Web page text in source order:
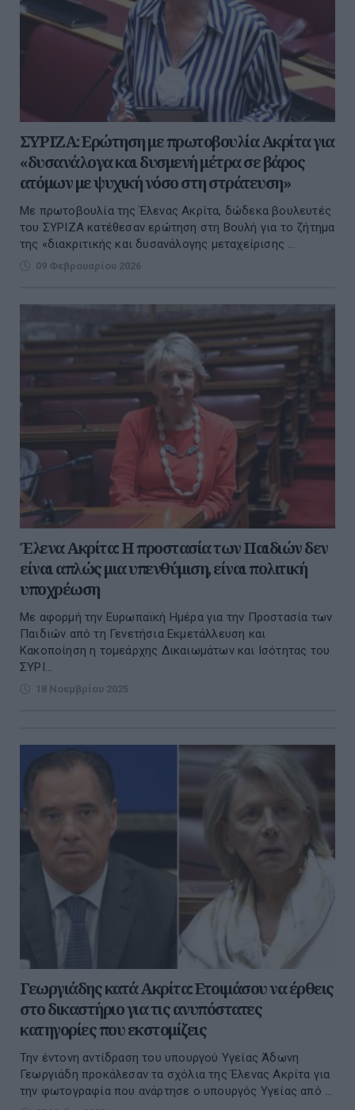
ΣΥΡΙΖΑ: Ερώτηση με πρωτοβουλία Ακρίτα για
«δυσανάλογα και δυσμενή μέτρα σε βάρος
ατόμων με ψυχική νόσο στη στράτευση»
Με πρωτοβουλία της Έλενας Ακρίτα, δώδεκα βουλευτές
του ΣΥΡΙΖΑ κατέθεσαν ερώτηση στη Βουλή για το ζήτημα
της «διακριτικής και δυσανάλογης μεταχείρισης ...
09 Φεβρουαρίου 2026
Έλενα Ακρίτα: Η προστασία των Παιδιών δεν
είναι απλώς μια υπενθύμιση, είναι πολιτική
υποχρέωση
Mε αφορμή την Ευρωπαϊκή Ημέρα για την Προστασία των
Παιδιών από τη Γενετήσια Εκμετάλλευση και
Κακοποίηση η τομεάρχης Δικαιωμάτων και Ισότητας του
ΣΥΡΙ...
18 Νοεμβρίου 2025
Γεωργιάδης κατά Ακρίτα: Ετοιμάσου να έρθεις
στο δικαστήριο για τις ανυπόστατες
κατηγορίες που εκστομίζεις
Την έντονη αντίδραση του υπουργού Υγείας Άδωνη
Γεωργιάδη προκάλεσαν τα σχόλια της Έλενας Ακρίτα για
την φωτογραφία που ανάρτησε ο υπουργός Υγείας από ...